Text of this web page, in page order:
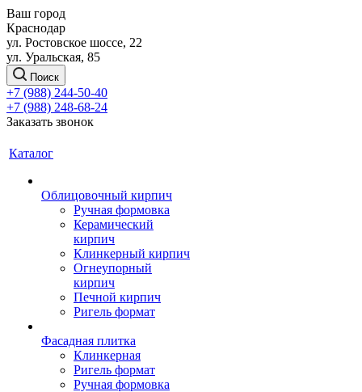
Ваш город
Краснодар
ул. Ростовское шоссе, 22
ул. Уральская, 85
Поиск
+7 (988) 244-50-40
+7 (988) 248-68-24
Заказать звонок
Каталог
Облицовочный кирпич
Ручная формовка
Керамический
кирпич
Клинкерный кирпич
Огнеупорный
кирпич
Печной кирпич
Ригель формат
Фасадная плитка
Клинкерная
Ригель формат
Ручная формовка